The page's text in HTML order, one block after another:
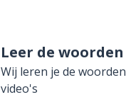
Leer de woorden
Wij leren je de
video's